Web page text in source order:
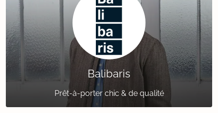
Balibaris
Prêt-à-porter chic & de qualité